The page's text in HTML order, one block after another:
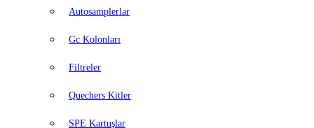
Autosamplerlar
Gc Kolonları
Filtreler
Quechers Kitler
SPE Kartuşlar